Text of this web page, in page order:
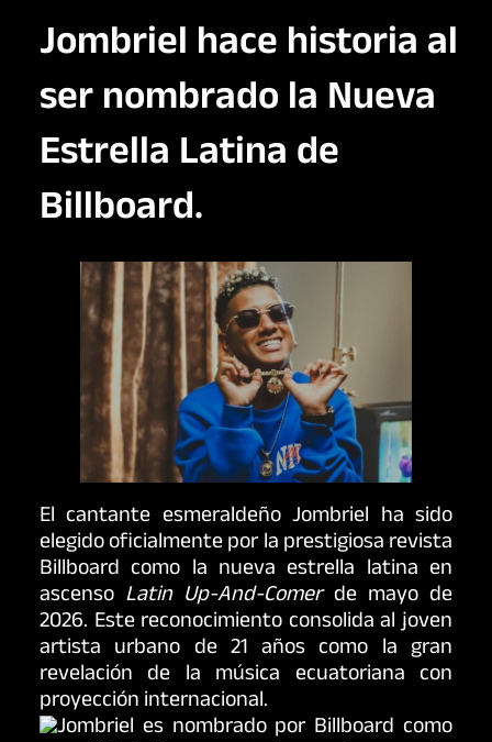
Jombriel hace historia al
ser nombrado la Nueva
Estrella Latina de
Billboard.
El cantante esmeraldeño Jombriel ha sido
elegido oficialmente por la prestigiosa revista
Billboard como la nueva estrella latina en
ascenso Latin Up-And-Comerde mayo de
2026. Este reconocimiento consolida al joven
artista urbano de 21 años como la gran
revelación de la música ecuatoriana con
proyección internacional.